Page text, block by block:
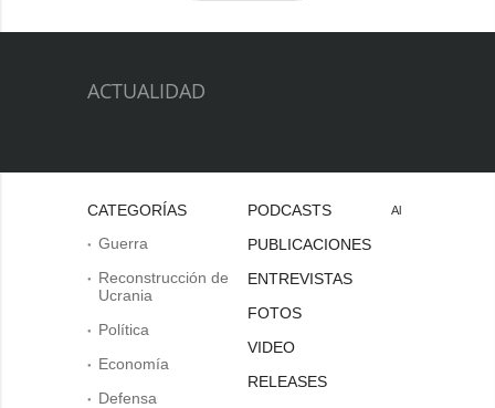
ACTUALIDAD
CATEGORÍAS
Guerra
Reconstrucción de
Ucrania
Política
Economía
Defensa
PODCASTS
PUBLICACIONES
ENTREVISTAS
FOTOS
VIDEO
RELEASES
Al